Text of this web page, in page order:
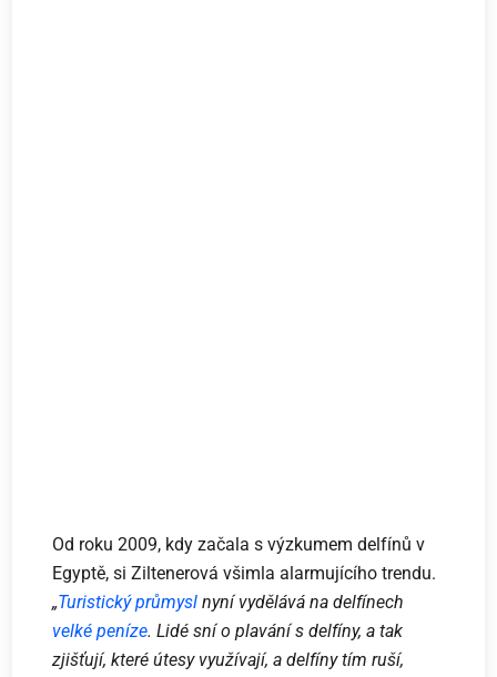
Od roku 2009, kdy začala s výzkumem delfínů v
Egyptě, si Ziltenerová všimla alarmujícího trendu.
„Turistický průmysl nyní vydělává na delfínech
velké peníze. Lidé sní o plavání s delfíny, a tak
zjišťují, které útesy využívají, a delfíny tím ruší,